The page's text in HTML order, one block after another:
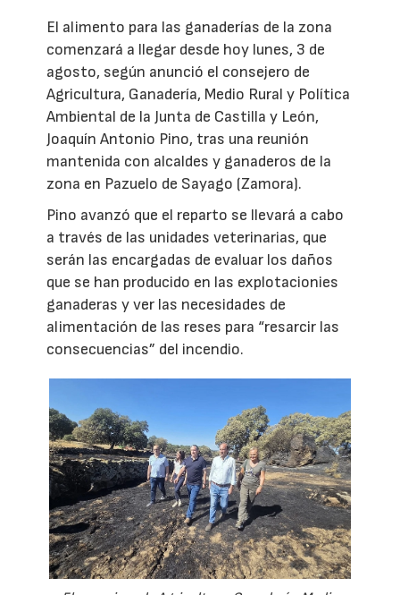
El alimento para las ganaderías de la zona
comenzará a llegar desde hoy lunes, 3 de
agosto, según anunció el consejero de
Agricultura, Ganadería, Medio Rural y Política
Ambiental de la Junta de Castilla y León,
Joaquín Antonio Pino, tras una reunión
mantenida con alcaldes y ganaderos de la
zona en Pazuelo de Sayago (Zamora).
Pino avanzó que el reparto se llevará a cabo
a través de las unidades veterinarias, que
serán las encargadas de evaluar los daños
que se han producido en las explotacionies
ganaderas y ver las necesidades de
alimentación de las reses para “resarcir las
consecuencias” del incendio.